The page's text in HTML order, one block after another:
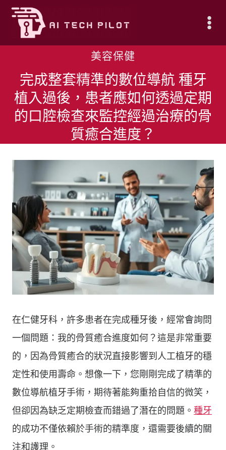
Skip
content
美容保健
完成整套精準的數位導航 種牙
植入過後，患者應如何透過定期
的口腔檢查來監控經過治療的骨
質癒合進度？
在仁健牙科，許多患者在完成種牙後，經常會詢問
一個問題：我的骨質癒合進度如何？這是非常重要
的，因為骨質癒合的狀況直接影響到人工植牙的穩
定性和使用壽命。想像一下，您剛剛完成了精準的
數位導航植牙手術，期待著能夠重拾自信的微笑，
但卻因為缺乏定期檢查而錯過了潛在的問題。 種牙
的成功不僅依賴於手術的精準度，還需要後續的關
注和護理。